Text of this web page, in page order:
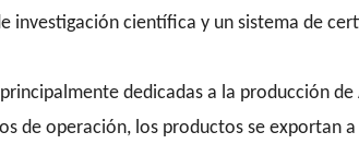
investigación científica y un sistema de
dedicadas a la producción
de operación, los productos se exportan